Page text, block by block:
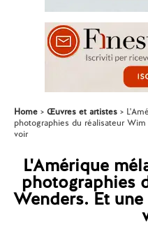
Home Œuvres et artistes
photographies du réalisateur
voir
L'Amérique
photographies
Wenders. Et